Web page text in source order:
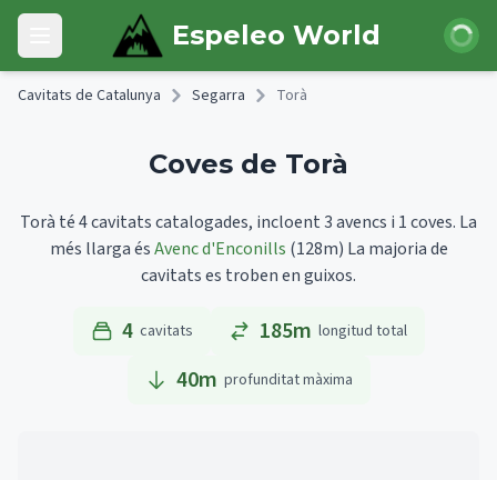
Skip to main content
Open main menu Espeleo World Iniciar
Cavitats de Catalunya Segarra Torà
Coves de Torà
Torà té 4 cavitats catalogades, incloent 3 avencs i 1 coves. La
més llarga ésAvenc d'Enconills (128m) La majoria de
cavitats es troben en guixos.
4 cavitats 185m longitud total
40m profunditat màxima